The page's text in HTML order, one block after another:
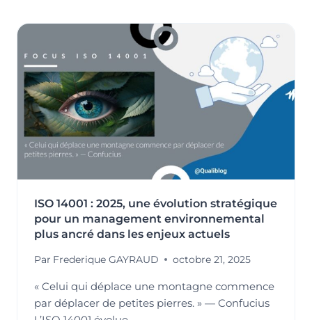
DONNER
LA
PERFORMANCE
ISO 14001 : 2025, une évolution stratégique
pour un management environnemental
plus ancré dans les enjeux actuels
Par Frederique GAYRAUD octobre 21, 2025
« Celui qui déplace une montagne commence
par déplacer de petites pierres. » — Confucius